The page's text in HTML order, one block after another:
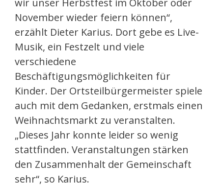
wir unser Herbstfest im Oktober oder
November wieder feiern können“,
erzählt Dieter Karius. Dort gebe es Live-
Musik, ein Festzelt und viele
verschiedene
Beschäftigungsmöglichkeiten für
Kinder. Der Ortsteilbürgermeister spiele
auch mit dem Gedanken, erstmals einen
Weihnachtsmarkt zu veranstalten.
„Dieses Jahr konnte leider so wenig
stattfinden. Veranstaltungen stärken
den Zusammenhalt der Gemeinschaft
sehr“, so Karius.